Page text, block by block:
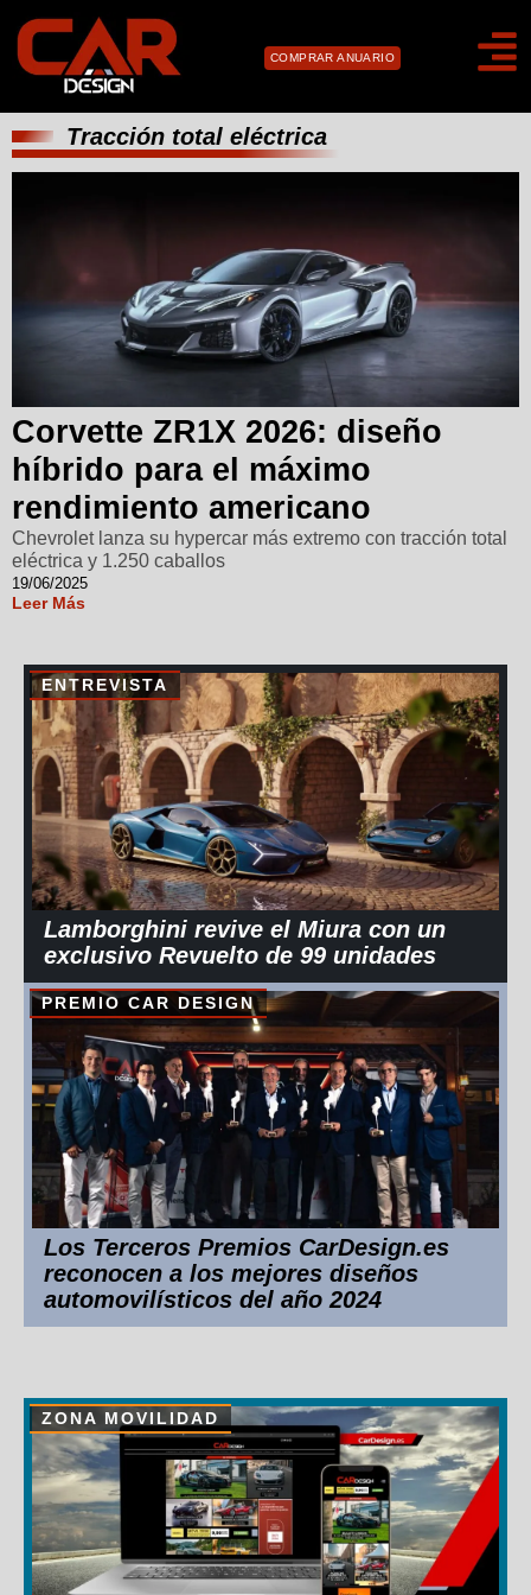
COMPRAR ANUARIO
Tracción total eléctrica
Corvette ZR1X 2026: diseño
híbrido para el máximo
rendimiento americano
Chevrolet lanza su hypercar más extremo con tracción total
eléctrica y 1.250 caballos
19/06/2025
Leer Más
ENTREVISTA
Lamborghini revive el Miura con un
exclusivo Revuelto de 99 unidades
PREMIO CAR DESIGN
Los Terceros Premios CarDesign.es
reconocen a los mejores diseños
automovilísticos del año 2024
ZONA MOVILIDAD